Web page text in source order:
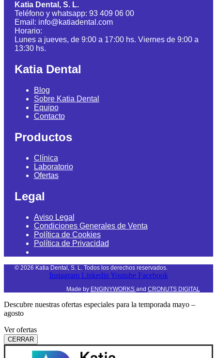
Katia Dental, S. L.
Teléfono y whatsapp: 93 409 06 00
Email: info@katiadental.com
Horario:
Lunes a jueves, de 9:00 a 17:00 hs. Viernes de 9:00 a
13:30 hs.
Katia Dental
Blog
Sobre Katia Dental
Equipo
Contacto
Productos
Clínica
Laboratorio
Ofertas
Legal
Aviso Legal
Condiciones Generales de Venta
Política de Cookies
Política de Privacidad
© 2026 Katia Dental, S. L. Todos los derechos reservados.
Instagram Linkedin Youtube Facebook
Made by ENGINYWORKS and CRONUTS DIGITAL
Descubre nuestras ofertas especiales para la temporada mayo –
agosto
Ver ofertas
CERRAR